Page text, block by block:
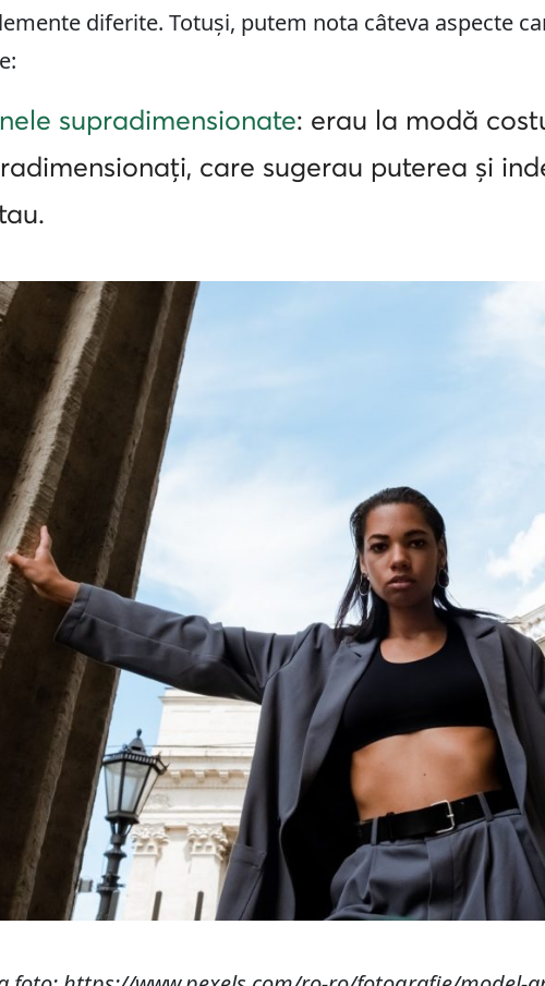
diferite. Totuși, putem nota câteva aspecte
supradimensionate: erau la modă
care sugerau puterea și